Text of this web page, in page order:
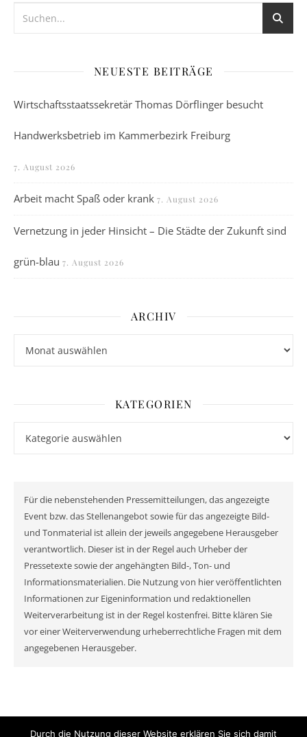
NEUESTE BEITRÄGE
Wirtschaftsstaatssekretär Thomas Dörflinger besucht
Handwerksbetrieb im Kammerbezirk Freiburg
7. August 2026
Arbeit macht Spaß oder krank 7. August 2026
Vernetzung in jeder Hinsicht – Die Städte der Zukunft sind
grün-blau 7. August 2026
ARCHIV
KATEGORIEN
Für die nebenstehenden Pressemitteilungen, das angezeigte
Event bzw. das Stellenangebot sowie für das angezeigte Bild-
und Tonmaterial ist allein der jeweils angegebene Herausgeber
verantwortlich. Dieser ist in der Regel auch Urheber der
Pressetexte sowie der angehängten Bild-, Ton- und
Informationsmaterialien. Die Nutzung von hier veröffentlichten
Informationen zur Eigeninformation und redaktionellen
Weiterverarbeitung ist in der Regel kostenfrei. Bitte klären Sie
vor einer Weiterverwendung urheberrechtliche Fragen mit dem
angegebenen Herausgeber.
Durch die Nutzung dieser Website erklären Sie sich damit